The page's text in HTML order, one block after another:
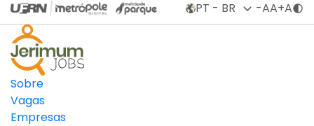
-AA+A
Sobre
Vagas
Empresas